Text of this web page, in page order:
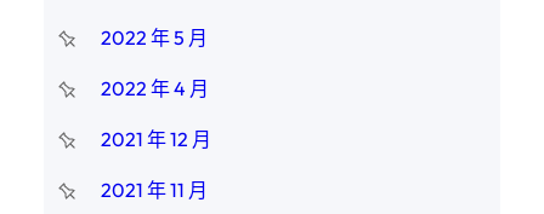
2022 年 5 月
2022 年 4 月
2021 年 12 月
2021 年 11 月